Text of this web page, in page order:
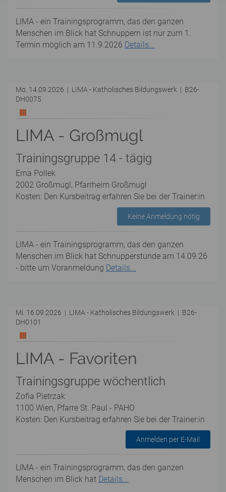
LIMA - ein Trainingsprogramm, das den ganzen
Menschen im Blick hat Schnuppern ist nur zum 1.
Termin möglich am 11.9.2026 Details...
Mo. 14.09.2026 | LIMA - Katholisches Bildungswerk | B26-
DH0075
LIMA - Großmugl
Trainingsgruppe 14 - tägig
Erna Pollek
2002 Großmugl, Pfarrheim Großmugl
Kosten: Den Kursbeitrag erfahren Sie bei der Trainer:in
Keine Anmeldung nötig
LIMA - ein Trainingsprogramm, das den ganzen
Menschen im Blick hat Schnupperstunde am 14.09.26
- bitte um Voranmeldung Details...
Mi. 16.09.2026 | LIMA - Katholisches Bildungswerk | B26-
DH0101
LIMA - Favoriten
Trainingsgruppe wöchentlich
Zofia Pietrzak
1100 Wien, Pfarre St. Paul - PAHO
Kosten: Den Kursbeitrag erfahren Sie bei der Trainer:in
Anmelden per E-Mail
LIMA - ein Trainingsprogramm, das den ganzen
Menschen im Blick hat Details...